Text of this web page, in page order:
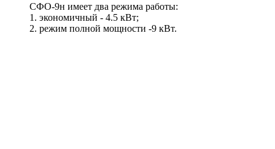
СФО-9н имеет два режима работы:
1. экономичный - 4.5 кВт;
2. режим полной мощности -9 кВт.